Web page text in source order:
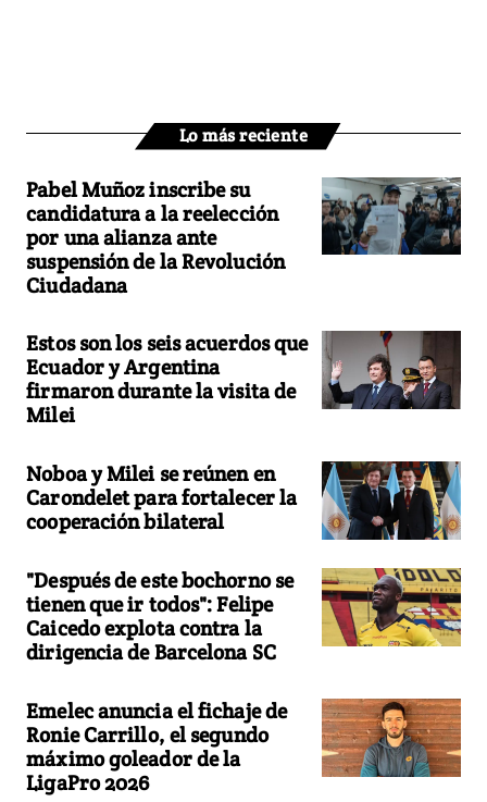
Lo más reciente
Pabel Muñoz inscribe su
candidatura a la reelección
por una alianza ante
suspensión de la Revolución
Ciudadana
Estos son los seis acuerdos que
Ecuador y Argentina
firmaron durante la visita de
Milei
Noboa y Milei se reúnen en
Carondelet para fortalecer la
cooperación bilateral
"Después de este bochorno se
tienen que ir todos": Felipe
Caicedo explota contra la
dirigencia de Barcelona SC
Emelec anuncia el fichaje de
Ronie Carrillo, el segundo
máximo goleador de la
LigaPro 2026